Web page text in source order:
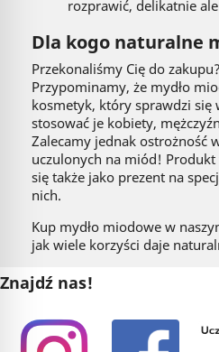
rozprawić, delikatnie
Dla kogo naturalne
Przekonaliśmy Cię do
Przypominamy, że mydło
kosmetyk, który sprawdzi się
stosować je kobiety,
Zalecamy jednak ostrożność
uczulonych na miód!
się także jako prezent na
nich.
Kup mydło miodowe w
jak wiele korzyści daje
Znajdź nas!